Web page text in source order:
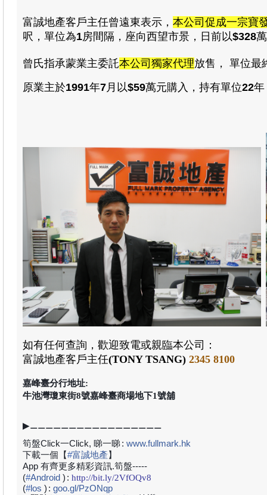
富誠地產客戶主任曾遠東表示， 本公司促成一宗寶
呎，單位為1房間隔，座向西望市景，日前以$328
曾氏指承蒙業主委託本公司獨家代理放售 ， 單位最
原業主於1991年7月以$59萬元購入，持有單位22年
如有任何查詢，歡迎致電或親臨本公司：
富誠地產客戶主任(TONY TSANG) 2345 8100
嘉峰臺分行地址:
牛池灣瓊東街8號嘉峰臺商場地下1號舖
▶⚊⚊⚊⚊⚊⚊⚊⚊⚊⚊⚊⚊⚊⚊⚊⚊⚊
筍盤Click一Click, 睇一睇: www.fullmark.hk
下載一個【#富誠地產】
App 有齊更多精彩資訊.筍盤-----
(#Android ) : http://bit.ly/2VfOQv8
(#los ) : goo.gl/PzONqp